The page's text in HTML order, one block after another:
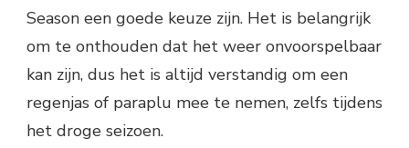
Season een goede keuze zijn. Het is belangrijk
om te onthouden dat het weer onvoorspelbaar
kan zijn, dus het is altijd verstandig om een
regenjas of paraplu mee te nemen, zelfs tijdens
het droge seizoen.